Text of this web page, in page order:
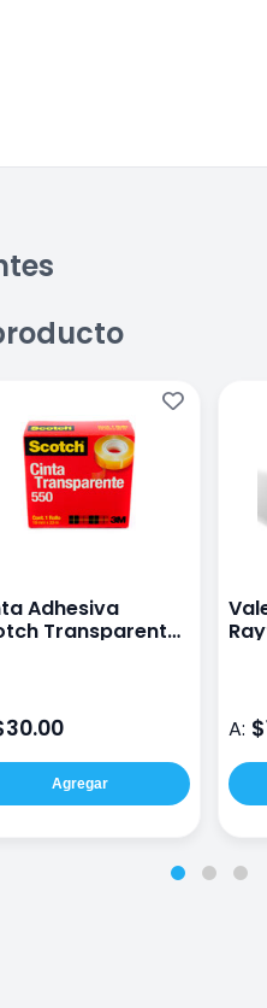
Adhesiva
Transparente
Agregar
A: